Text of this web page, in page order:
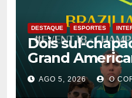
DESTAQUE ESPORTES
Dois sul-
Grand
AGO 5, 2026 O